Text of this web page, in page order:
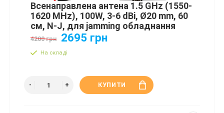
Всенаправлена антена 1.5 GHz (1550-
1620 MHz), 100W, 3-6 dBi, Ø20 mm, 60
см, N-J, для jamming обладнання
4200 грн 2695 грн
На складі
КУПИТИ